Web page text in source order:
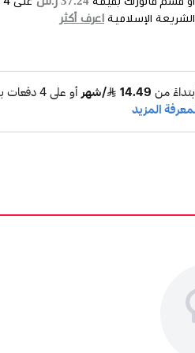
الشريعة الإسلامية اعرف أكثر